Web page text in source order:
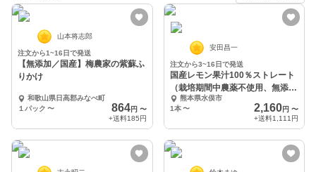
山本将志郎
注文から1~16日で発送
【無添加／国産】梅農家の紫蘇ふ
りかけ
和歌山県日高郡みなべ町
１パック 〜 864円 〜
+送料185円
安田昌一
注文から3~16日で発送
国産レモン果汁100％ストレート
（栽培期間中農薬不使用、無添
加）熊本県水俣市
1本 〜 2,160円 〜
+送料1,111円